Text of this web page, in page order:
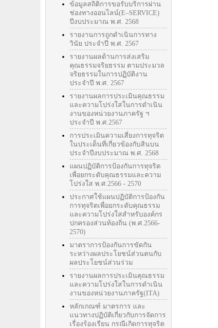
ข้อมูลสถิติการขอรับบริการผ่าน
ช่องทางออนไลน์(E–SERVICE)
ปีงบประมาณ พ.ศ. 2568
รายงานการถูกดำเนินการทาง
วินัย ประจำปี พ.ศ. 2567
รายงานผลด้านการส่งเสริม
คุณธรรมจริยธรรม ตามประมวล
จริยธรรมในการปฏิบัติงาน
ประจำปี พ.ศ. 2567
รายงานผลการประเมินคุณธรรม
และความโปร่งใสในการดำเนิน
งานของหน่วยงานภาครัฐ ฯ
ประจำปี พ.ศ.2567
การประเมินความเสี่ยงการทุจริต
ในประเด็นที่เกี่ยวข้องกับสินบน
ประจำปีงบประมาณ พ.ศ. 2568
แผนปฏิบัติการป้องกันการทุจริต
เพื่อยกระดับคุณธรรมและความ
โปร่งใส พ.ศ.2566 - 2570
ประกาศใช้แผนปฏิบัติการป้องกัน
การทุจริตเพื่อยกระดับคุณธรรม
และความโปร่งใสสำหรับองค์กร
ปกครองส่วนท้องถิ่น (พ.ศ.2566-
2570)
มาตราการป้องกันการขัดกัน
ระหว่างผลประโยชน์ส่วนตนกับ
ผลประโยชน์ส่วนร่วม
รายงานผลการประเมินคุณธรรม
และความโปร่งใสในการดำเนิน
งานของหน่วยงานภาครัฐ(ITA)
หลักเกณฑ์ มาตรการ และ
แนวทางปฏิบัติเกี่ยวกับการจัดการ
เรื่องร้องเรียน กรณีเกิดการทุจริต